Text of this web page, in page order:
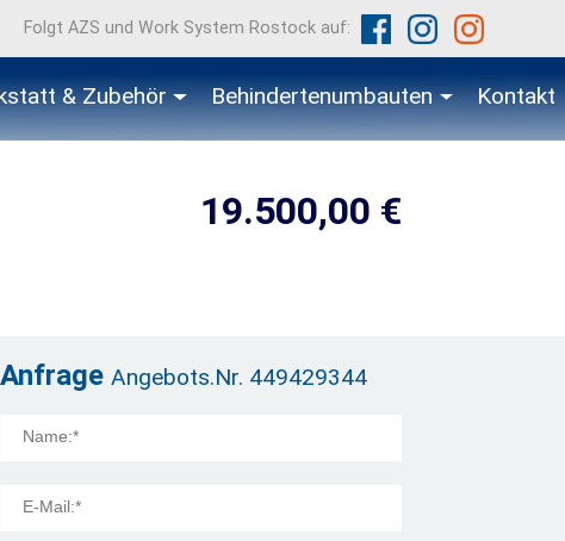
Folgt AZS und Work System Rostock auf:
& Zubehör Behindertenumbauten Kontakt
19.500,00 €
AnfrageAngebots.Nr. 449429344